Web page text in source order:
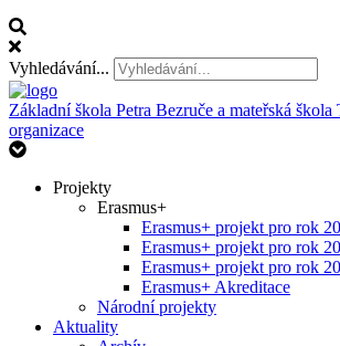
Vyhledávání...
Základní škola Petra Bezruče a mateřská
organizace
Projekty
Erasmus+
Erasmus+ projekt pro rok
Erasmus+ projekt pro rok
Erasmus+ projekt pro rok
Erasmus+ Akreditace
Národní projekty
Aktuality